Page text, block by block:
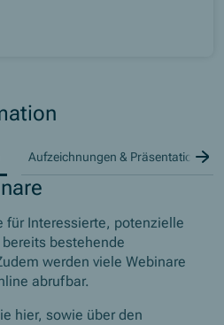
Aufzeichnungen & Präsentationen
für Interessierte, potenzielle
bestehende
werden viele Webinare
abrufbar.
hier, sowie über den